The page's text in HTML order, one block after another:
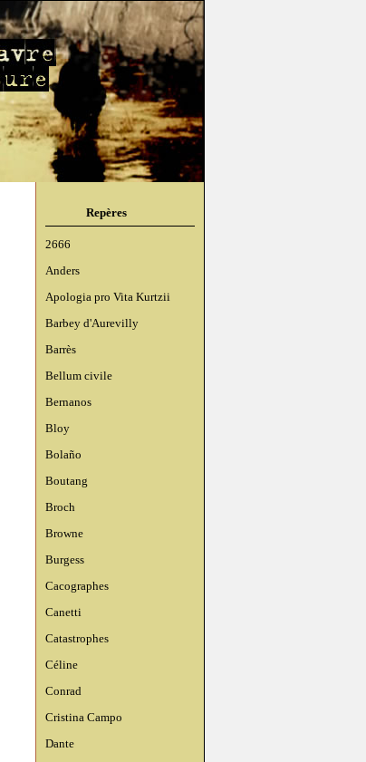
Repères
2666
Anders
Apologia pro Vita Kurtzii
Barbey d'Aurevilly
Barrès
Bellum civile
Bernanos
Bloy
Bolaño
Boutang
Broch
Browne
Burgess
Cacographes
Canetti
Catastrophes
Céline
Conrad
Cristina Campo
Dante